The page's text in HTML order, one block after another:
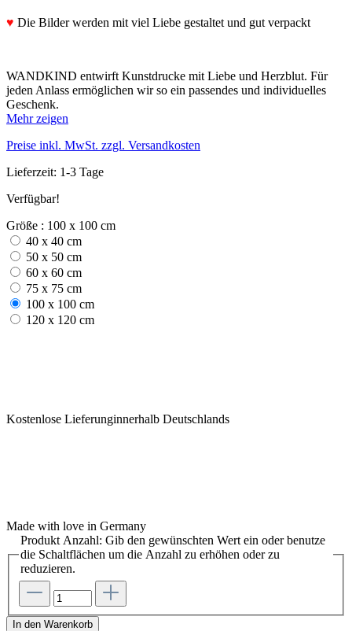
♥ Die Bilder werden mit viel Liebe gestaltet und gut verpackt
WANDKIND entwirft Kunstdrucke mit Liebe und Herzblut. Für
jeden Anlass ermöglichen wir so ein passendes und individuelles
Geschenk.
Mehr zeigen
Preise inkl. MwSt. zzgl. Versandkosten
Lieferzeit: 1-3 Tage
Verfügbar!
Größe : 100 x 100 cm
40 x 40 cm
50 x 50 cm
60 x 60 cm
75 x 75 cm
100 x 100 cm
120 x 120 cm
Kostenlose Lieferunginnerhalb Deutschlands
Made with love in Germany
Produkt Anzahl: Gib den gewünschten Wert ein oder benutze
die Schaltflächen um die Anzahl zu erhöhen oder zu
reduzieren.
In den Warenkorb